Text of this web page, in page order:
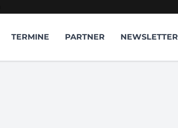
TERMINE PARTNER NEWSLETTER